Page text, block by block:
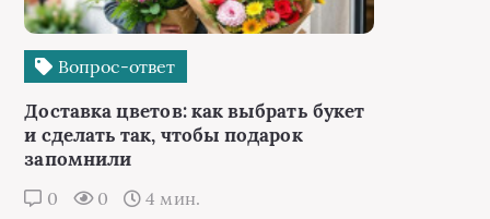
Вопрос-ответ
Доставка цветов: как выбрать букет
и сделать так, чтобы подарок
запомнили
0 0 4 мин.